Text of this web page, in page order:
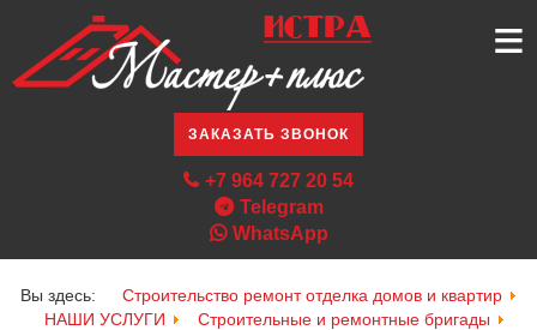
≡
ЗАКАЗАТЬ ЗВОНОК
+7 964 727 20 54
Telegram
WhatsApp
Вы здесь:
Строительство ремонт отделка домов и квартир
НАШИ УСЛУГИ
Строительные и ремонтные бригады